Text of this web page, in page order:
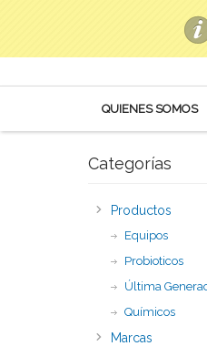
QUIENES SOMOS
Categorías
Productos
Equipos
Probioticos
Última
Químicos
Marcas